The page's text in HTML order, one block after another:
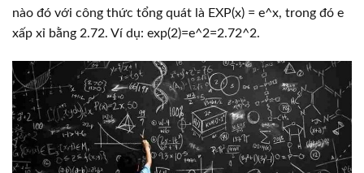
nào đó với công thức tổng quát là EXP(x) = e^x, trong đó e
xấp xỉ bằng 2.72. Ví dụ: exp(2)=e^2=2.72^2.